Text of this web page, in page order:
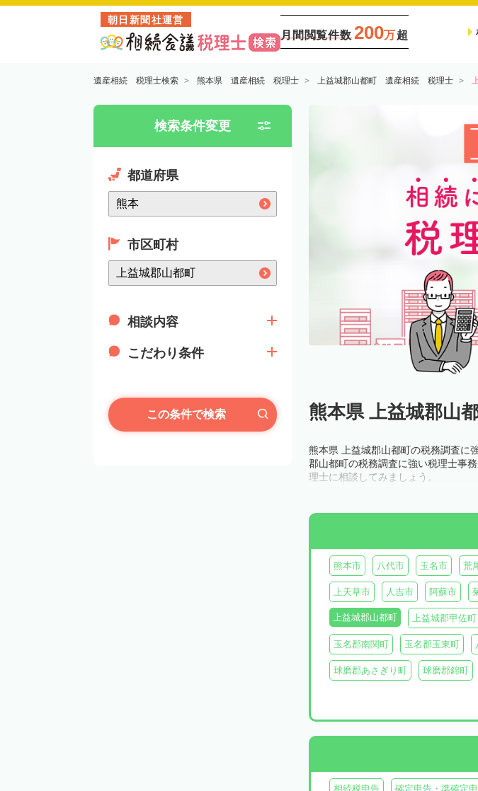
朝日新聞社運営
月間閲覧件数 200万超
遺産相続 税理士検索 熊本県 遺産相続 税理士 上益城郡山都町 遺産相続 税理士
検索条件変更
都道府県
市区町村
相談内容
こだわり条件
この条件で検索 熊本県 上益城郡山
熊本県 上益城郡山都町の税務調査に
郡山都町の税務調査に強い税理士事
理士に相談してみましょう。
熊本市 八代市 玉名市 荒
上天草市 人吉市 阿蘇市
上益城郡山都町 上益城郡甲佐町
玉名郡南関町 玉名郡玉東町
球磨郡あさぎり町 球磨郡錦町
阿蘇郡南小国町 阿蘇郡産山村
相続税申告 確定申告・準確定